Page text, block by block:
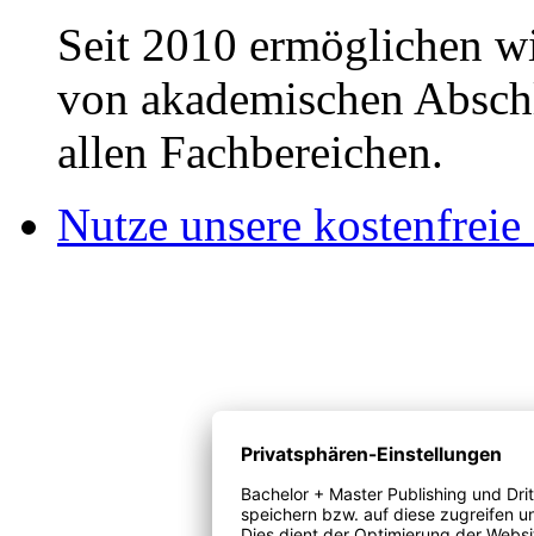
Seit 2010 ermöglichen
von akademischen
allen Fachbereichen.
Nutze unsere